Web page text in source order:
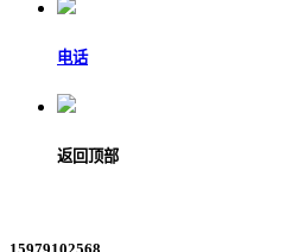
电话
返回顶部